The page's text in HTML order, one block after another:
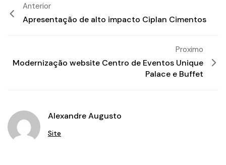
Anterior
Apresentação de alto impacto Ciplan Cimentos
Proximo
Modernização website Centro de Eventos Unique
Palace e Buffet
Alexandre Augusto
Site